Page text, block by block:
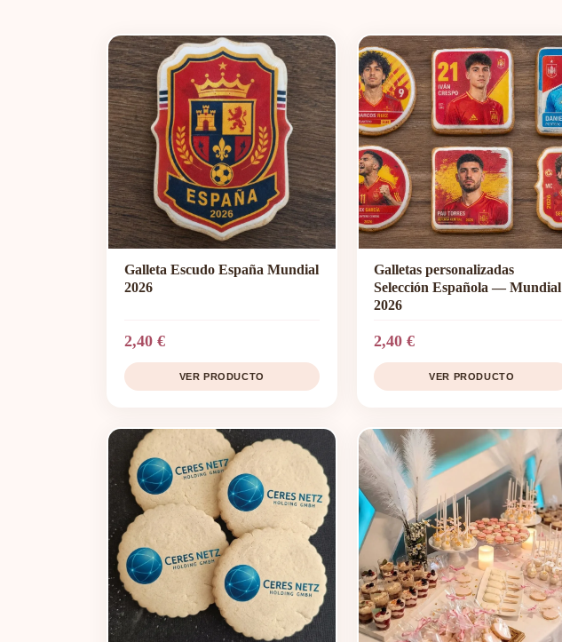
Galleta Escudo España Mundial
2026
2,40 €
VER PRODUCTO
Galletas personalizadas
Selección Española — Mundial
2026
2,40 €
VER PRODUCTO